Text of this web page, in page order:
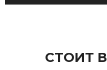
СТОИТ